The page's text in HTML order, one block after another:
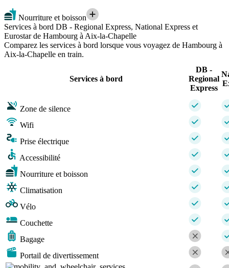
Nourriture et boisson
Services à bord DB - Regional Express, National Express et
Eurostar de Hambourg à Aix-la-Chapelle
Comparez les services à bord lorsque vous voyagez de Hambourg à
Aix-la-Chapelle en train.
Services à bord
DB -
Regional
Express
Zone de silence
Wifi
Prise électrique
Accessibilité
Nourriture et boisson
Climatisation
Vélo
Couchette
Bagage
Portail de divertissement